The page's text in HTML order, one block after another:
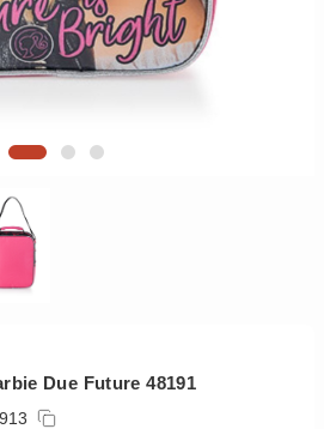
Due Future 48191